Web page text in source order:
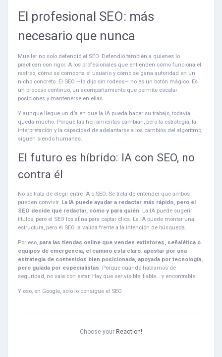
El profesional SEO: más
necesario que nunca
Mueller no solo defendió el SEO. Defendió también a quienes lo
practican con rigor. A los profesionales que entienden cómo funciona el
rastreo, cómo se comporta el usuario y cómo se gana autoridad en un
nicho concreto. El SEO —lo dijo sin rodeos— no es un botón mágico. Es
un proceso continuo, un acompañamiento que permite escalar
posiciones y mantenerse en ellas.
Y aunque llegue un día en que la IA pueda hacer su trabajo, todavía
queda mucho. Porque las herramientas cambian, pero la estrategia, la
interpretación y la capacidad de adelantarse a los cambios del algoritmo,
siguen siendo humanas.
El futuro es híbrido: IA con SEO, no
contra él
No se trata de elegir entre IA o SEO. Se trata de entender que ambos
pueden convivir. La IA puede ayudar a redactar más rápido, pero el
SEO decide qué redactar, cómo y para quién. La IA puede sugerir
títulos, pero el SEO los afina para captar clics. La IA puede montar una
estructura, pero el SEO la valida frente a la intención de búsqueda.
Por eso, para las tiendas online que venden extintores, señalética o
equipos de emergencia, el camino está claro: apostar por una
estrategia de contenidos bien posicionada, apoyada por tecnología,
pero guiada por especialistas. Porque cuando hablamos de
seguridad, no vale con estar. Hay que ser visible, fiable… y encontrable.
Y eso, en Google, solo lo consigue el SEO.
Choose your Reaction!